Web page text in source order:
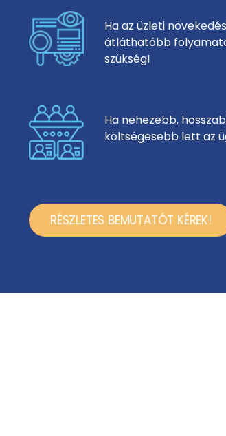
Ha az üzleti
átláthatóbb
szükség!
Ha nehezebb,
költségesebb lett az
RÉSZLETES BEMUTATÓT KÉREK!